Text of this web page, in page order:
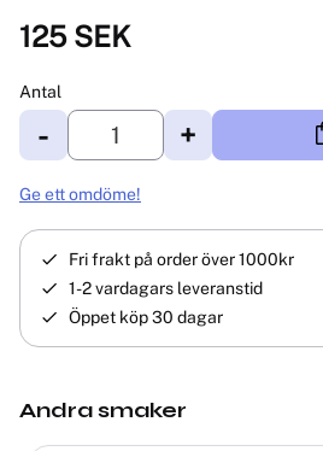
125SEK
Antal
+
-
Ge ett omdöme!
Fri frakt på order över 1000kr
1-2 vardagars leveranstid
Öppet köp 30 dagar
Andra smaker